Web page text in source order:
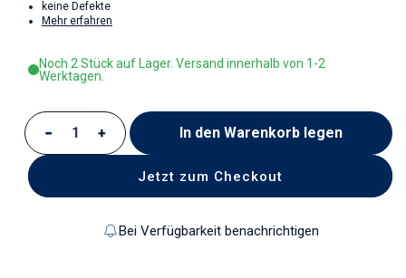
keine Defekte
Mehr erfahren
Noch 2 Stück auf Lager. Versand innerhalb von 1-2
Werktagen.
Verringere die Menge für Untertasse für Suppe /
Erhöhe die Menge für Untertasse für
In den Warenkorb legen
Jetzt zum Checkout
Bei Verfügbarkeit benachrichtigen